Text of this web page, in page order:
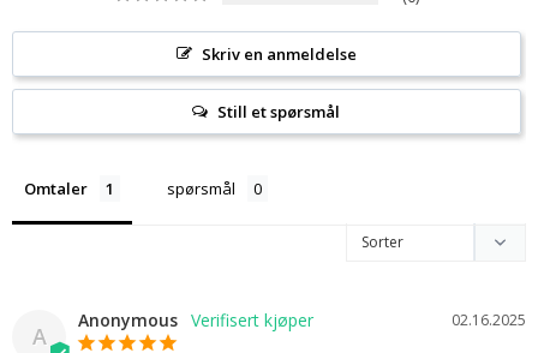
Skriv en anmeldelse
Still et spørsmål
Omtaler spørsmål
A
02.16.2025
Anonymous